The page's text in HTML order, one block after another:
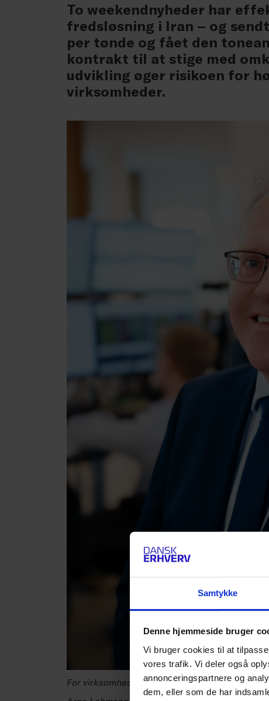
Samtykke
Denne hjemmeside bruger
Vi bruger cookies til at
vores trafik. Vi deler også
annonceringspartnere og
dem, eller som de har
To weekendnyheder har
fredsløsning i Iran – og
per tønde og fået den
kontrakt til at stige med
udvikling øger risikoen for
virksomheder.
For virksomhederne øger den seneste